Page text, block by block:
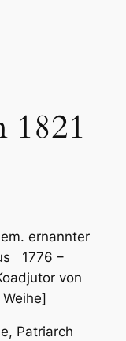
1821
ernannter
1776 –
von
Patriarch